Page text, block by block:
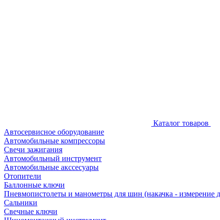
Каталог товаров
Автосервисное оборудование
Автомобильные компрессоры
Свечи зажигания
Автомобильный инструмент
Автомобильные акссесуары
Отопители
Баллонные ключи
Пневмопистолеты и манометры для шин (накачка - измерение
Сальники
Свечные ключи